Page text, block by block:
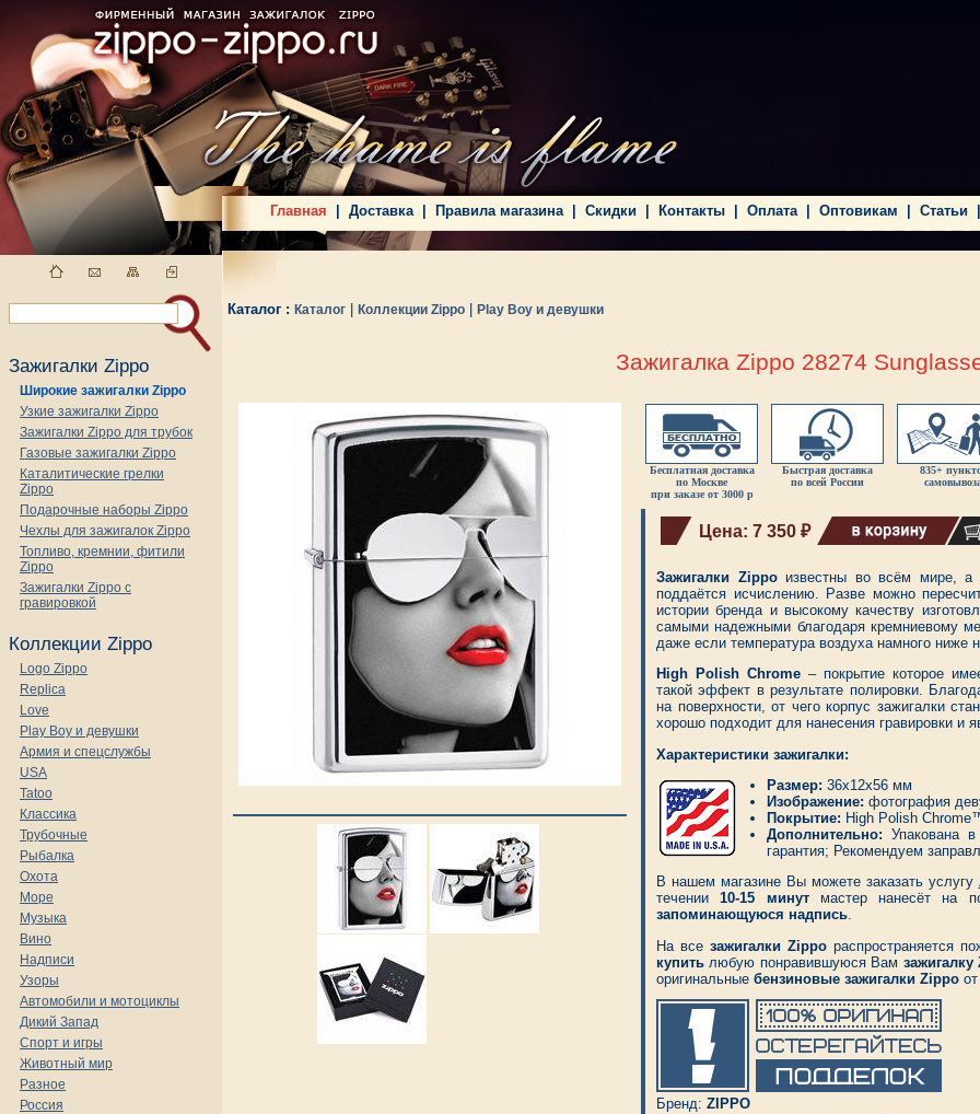
Главная Доставка Правила магазина Скидки Контакты Оплата Оптовикам Статьи
Зажигалки Zippo
Широкие зажигалки Zippo
Узкие зажигалки Zippo
Зажигалки Zippo для трубок
Газовые зажигалки Zippo
Каталитические грелки
Zippo
Подарочные наборы Zippo
Чехлы для зажигалок Zippo
Топливо, кремнии, фитили
Zippo
Зажигалки Zippo с
гравировкой
Коллекции Zippo
Logo Zippo
Replica
Love
Play Boy и девушки
Армия и спецслужбы
USA
Tatoo
Классика
Трубочные
Рыбалка
Охота
Море
Музыка
Вино
Надписи
Узоры
Автомобили и мотоциклы
Дикий Запад
Спорт и игры
Животный мир
Разное
Россия
Каталог : Каталог Коллекции Zippo Play Boy и девушки
Зажигалка Zippo 28274
Бесплатная доставка
по Москве
при заказе от 3000 р
Быстрая доставка
по всей России
835+
Цена: 7 350 ₽
Зажигалки Zippoизвестны во всём мире, а
поддаётся исчислению. Разве можно
истории бренда и высокому качеству
самыми надежными благодаря кремниевому
даже если температура воздуха намного ниже
High Polish Chrome – покрытие которое
такой эффект в результате полировки.
на поверхности, от чего корпус зажигалки
хорошо подходит для нанесения гравировки и
Характеристики зажигалки:
Размер: 36x12x56 мм
Изображение: фотография
Покрытие: High Polish
Дополнительно: Упакована
гарантия; Рекомендуем
В нашем магазине Вы можете заказать услугу
течении10-15 минутмастер нанесёт на
запоминающуюся надпись.
На всезажигалки Zippo распространяется
купить любую понравившуюся Вам зажигалку
оригинальные бензиновые зажигалки Zippo
Бренд: ZIPPO